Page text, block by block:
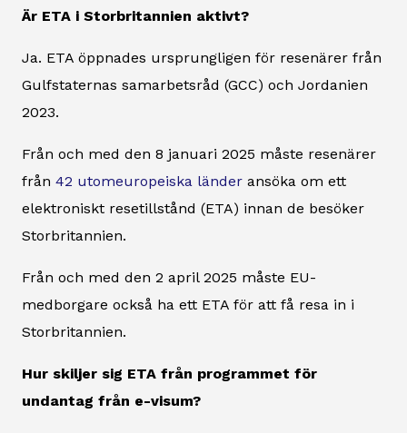
Är ETA i Storbritannien aktivt?
Ja. ETA öppnades ursprungligen för resenärer från
Gulfstaternas samarbetsråd (GCC) och Jordanien
2023.
Från och med den 8 januari 2025 måste resenärer
från 42 utomeuropeiska länder ansöka om ett
elektroniskt resetillstånd (ETA) innan de besöker
Storbritannien.
Från och med den 2 april 2025 måste EU-
medborgare också ha ett ETA för att få resa in i
Storbritannien.
Hur skiljer sig ETA från programmet för
undantag från e-visum?